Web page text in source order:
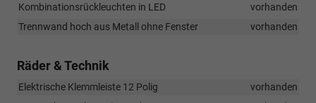
Kombinationsrückleuchten in LED
vorhanden
Trennwand hoch aus Metall ohne Fenster
vorhanden
Räder & Technik
Elektrische Klemmleiste 12 Polig
vorhanden